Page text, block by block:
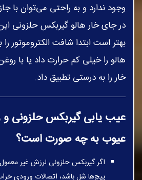
وجود ندارد و به راحتی می‌توان با
در جای خار هالو گیربکس حلزونی این
بهتر است ابتدا شافت الکتروموتور
هالو را خیلی کم حرارت داد یا با
خار را به درستی تطبیق داد.
عیب یابی گیربکس حلزونی و
عیوب به چه صورت است؟
اگر گیربکس حلزونی لرزش غیر
پیچ‌ها شل باشد، اتصالات ورودی